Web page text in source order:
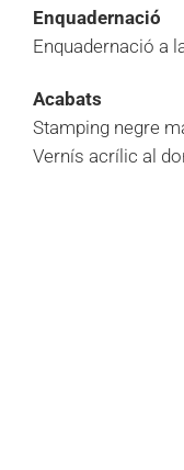
Enquadernació
Enquadernació a
Acabats
Stamping negre
Vernís acrílic al